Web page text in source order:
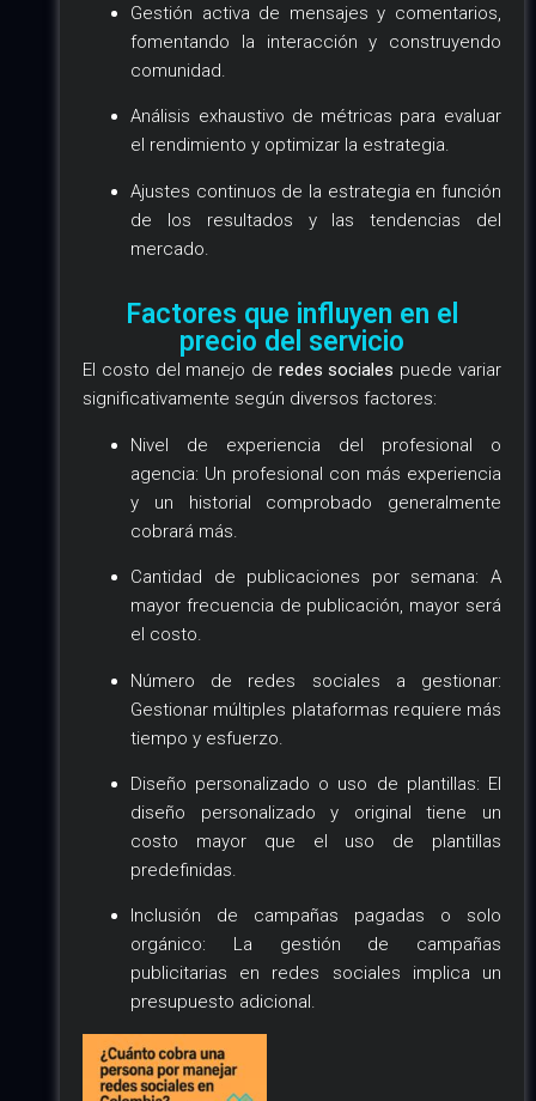
Gestión activa de mensajes y comentarios,
fomentando la interacción y construyendo
comunidad.
Análisis exhaustivo de métricas para evaluar
el rendimiento y optimizar la estrategia.
Ajustes continuos de la estrategia en función
de los resultados y las tendencias del
mercado.
Factores que influyen en el
precio del servicio
El costo del manejo de redes sociales puede variar
significativamente según diversos factores:
Nivel de experiencia del profesional o
agencia: Un profesional con más experiencia
y un historial comprobado generalmente
cobrará más.
Cantidad de publicaciones por semana: A
mayor frecuencia de publicación, mayor será
el costo.
Número de redes sociales a gestionar:
Gestionar múltiples plataformas requiere más
tiempo y esfuerzo.
Diseño personalizado o uso de plantillas: El
diseño personalizado y original tiene un
costo mayor que el uso de plantillas
predefinidas.
Inclusión de campañas pagadas o solo
orgánico: La gestión de campañas
publicitarias en redes sociales implica un
presupuesto adicional.